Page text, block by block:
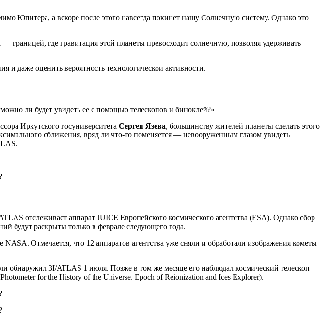
Юпитера, а вскоре после этого навсегда покинет нашу Солнечную систему. Однако это
где гравитация этой планеты превосходит солнечную, позволяя удерживать
и даже оценить вероятность технологической активности.
ли будет увидеть ее с помощью телескопов и биноклей?»
Иркутского госуниверситета Сергея Язева, большинству жителей планеты сделать этого
сближения, вряд ли что-то поменяется — невооруженным глазом увидеть
отслеживает аппарат JUICE Европейского космического агентства (ESA). Однако сбор
будут раскрыты только в феврале следующего года.
Отмечается, что 12 аппаратов агентства уже сняли и обработали изображения кометы
3I/ATLAS 1 июля. Позже в том же месяце его наблюдал космический телескоп
for the History of the Universe, Epoch of Reionization and Ices Explorer).